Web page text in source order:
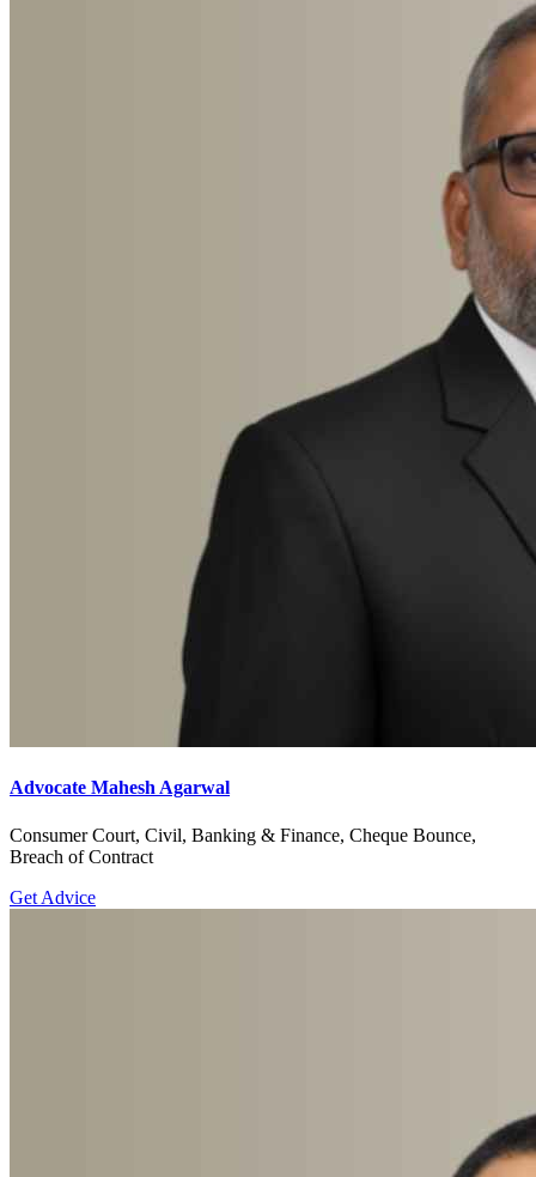
Advocate Mahesh Agarwal
Consumer Court, Civil, Banking & Finance, Cheque Bounce,
Breach of Contract
Get Advice